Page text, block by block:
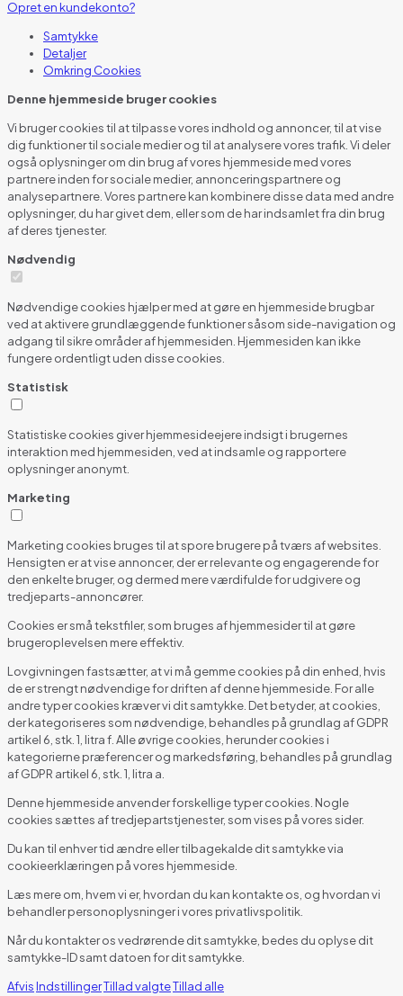
Opret en kundekonto?
Samtykke
Detaljer
Omkring Cookies
Denne hjemmeside bruger cookies
Vi bruger cookies til at tilpasse vores indhold og annoncer, til at vise
dig funktioner til sociale medier og til at analysere vores trafik. Vi deler
også oplysninger om din brug af vores hjemmeside med vores
partnere inden for sociale medier, annonceringspartnere og
analysepartnere. Vores partnere kan kombinere disse data med andre
oplysninger, du har givet dem, eller som de har indsamlet fra din brug
af deres tjenester.
Nødvendig
Nødvendige cookies hjælper med at gøre en hjemmeside brugbar
ved at aktivere grundlæggende funktioner såsom side-navigation og
adgang til sikre områder af hjemmesiden. Hjemmesiden kan ikke
fungere ordentligt uden disse cookies.
Statistisk
Statistiske cookies giver hjemmesideejere indsigt i brugernes
interaktion med hjemmesiden, ved at indsamle og rapportere
oplysninger anonymt.
Marketing
Marketing cookies bruges til at spore brugere på tværs af websites.
Hensigten er at vise annoncer, der er relevante og engagerende for
den enkelte bruger, og dermed mere værdifulde for udgivere og
tredjeparts-annoncører.
Cookies er små tekstfiler, som bruges af hjemmesider til at gøre
brugeroplevelsen mere effektiv.
Lovgivningen fastsætter, at vi må gemme cookies på din enhed, hvis
de er strengt nødvendige for driften af denne hjemmeside. For alle
andre typer cookies kræver vi dit samtykke. Det betyder, at cookies,
der kategoriseres som nødvendige, behandles på grundlag af GDPR
artikel 6, stk. 1, litra f. Alle øvrige cookies, herunder cookies i
kategorierne præferencer og markedsføring, behandles på grundlag
af GDPR artikel 6, stk. 1, litra a.
Denne hjemmeside anvender forskellige typer cookies. Nogle
cookies sættes af tredjepartstjenester, som vises på vores sider.
Du kan til enhver tid ændre eller tilbagekalde dit samtykke via
cookieerklæringen på vores hjemmeside.
Læs mere om, hvem vi er, hvordan du kan kontakte os, og hvordan vi
behandler personoplysninger i vores privatlivspolitik.
Når du kontakter os vedrørende dit samtykke, bedes du oplyse dit
samtykke-ID samt datoen for dit samtykke.
AfvisIndstillingerTillad valgteTillad alle